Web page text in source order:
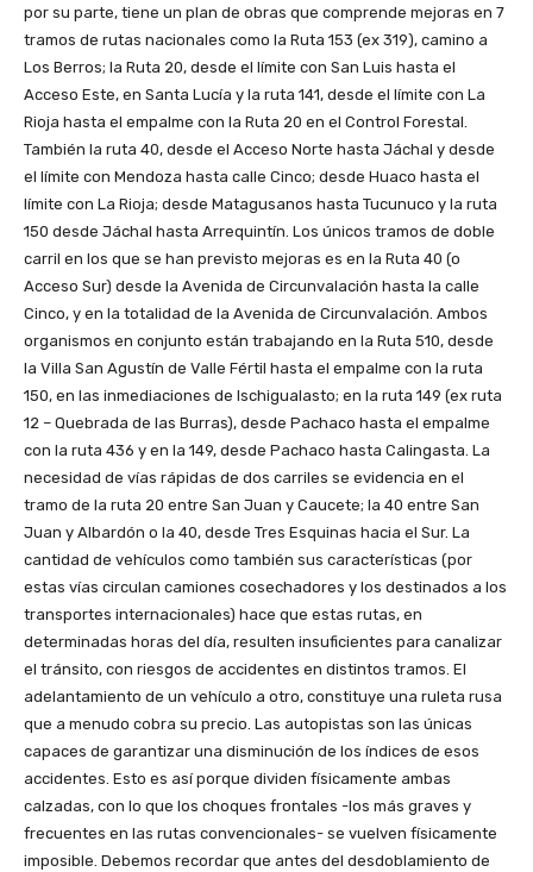
por su parte, tiene un plan de obras que comprende mejoras en 7
tramos de rutas nacionales como la Ruta 153 (ex 319), camino a
Los Berros; la Ruta 20, desde el límite con San Luis hasta el
Acceso Este, en Santa Lucía y la ruta 141, desde el límite con La
Rioja hasta el empalme con la Ruta 20 en el Control Forestal.
También la ruta 40, desde el Acceso Norte hasta Jáchal y desde
el límite con Mendoza hasta calle Cinco; desde Huaco hasta el
límite con La Rioja; desde Matagusanos hasta Tucunuco y la ruta
150 desde Jáchal hasta Arrequintín. Los únicos tramos de doble
carril en los que se han previsto mejoras es en la Ruta 40 (o
Acceso Sur) desde la Avenida de Circunvalación hasta la calle
Cinco, y en la totalidad de la Avenida de Circunvalación. Ambos
organismos en conjunto están trabajando en la Ruta 510, desde
la Villa San Agustín de Valle Fértil hasta el empalme con la ruta
150, en las inmediaciones de Ischigualasto; en la ruta 149 (ex ruta
12 – Quebrada de las Burras), desde Pachaco hasta el empalme
con la ruta 436 y en la 149, desde Pachaco hasta Calingasta. La
necesidad de vías rápidas de dos carriles se evidencia en el
tramo de la ruta 20 entre San Juan y Caucete; la 40 entre San
Juan y Albardón o la 40, desde Tres Esquinas hacia el Sur. La
cantidad de vehículos como también sus características (por
estas vías circulan camiones cosechadores y los destinados a los
transportes internacionales) hace que estas rutas, en
determinadas horas del día, resulten insuficientes para canalizar
el tránsito, con riesgos de accidentes en distintos tramos. El
adelantamiento de un vehículo a otro, constituye una ruleta rusa
que a menudo cobra su precio. Las autopistas son las únicas
capaces de garantizar una disminución de los índices de esos
accidentes. Esto es así porque dividen físicamente ambas
calzadas, con lo que los choques frontales -los más graves y
frecuentes en las rutas convencionales- se vuelven físicamente
imposible. Debemos recordar que antes del desdoblamiento de